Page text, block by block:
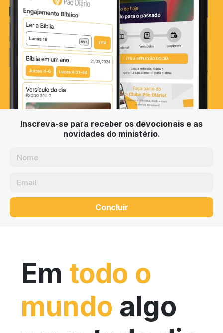
Inscreva-se para receber os devocionais e as
novidades do ministério.
Concluir
Em todo o
mundo algo